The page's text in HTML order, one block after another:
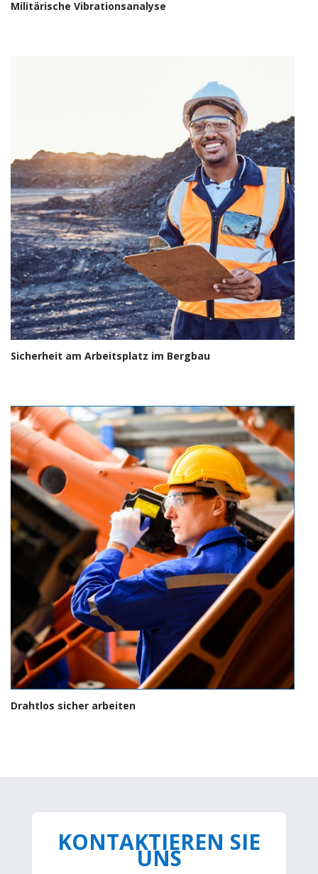
Militärische Vibrationsanalyse
Sicherheit am Arbeitsplatz im Bergbau
Drahtlos sicher arbeiten
KONTAKTIEREN SIE
UNS